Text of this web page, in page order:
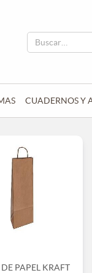
CUADERNOS Y
PAPEL KRAFT